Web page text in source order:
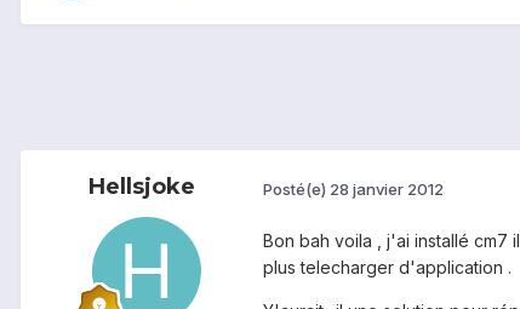
Hellsjoke Posté(e) 28 janvier 2012
Bon bah voila , j'ai installé
plus telecharger d'application .